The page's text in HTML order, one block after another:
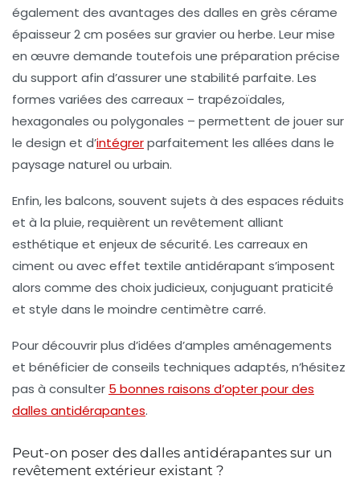
également des avantages des dalles en grès cérame
épaisseur 2 cm posées sur gravier ou herbe. Leur mise
en œuvre demande toutefois une préparation précise
du support afin d’assurer une stabilité parfaite. Les
formes variées des carreaux – trapézoïdales,
hexagonales ou polygonales – permettent de jouer sur
le design et d’intégrerparfaitement les allées dans le
paysage naturel ou urbain.
Enfin, les balcons, souvent sujets à des espaces réduits
et à la pluie, requièrent un revêtement alliant
esthétique et enjeux de sécurité. Les carreaux en
ciment ou avec effet textile antidérapant s’imposent
alors comme des choix judicieux, conjuguant praticité
et style dans le moindre centimètre carré.
Pour découvrir plus d’idées d’amples aménagements
et bénéficier de conseils techniques adaptés, n’hésitez
pas à consulter 5 bonnes raisons d’opter pour des
dalles antidérapantes.
Peut-on poser des dalles antidérapantes sur un
revêtement extérieur existant ?